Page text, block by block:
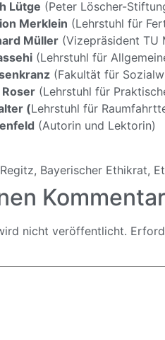
Lütge (Peter Löscher-
Merklein (Lehrstuhl für
Müller (Vizepräsident TU
(Lehrstuhl für
(Fakultät für
(Lehrstuhl für
(Lehrstuhl für
(Autorin und Lektorin)
, Bayerischer Ethikrat,
Kommentar
nicht veröffentlicht.